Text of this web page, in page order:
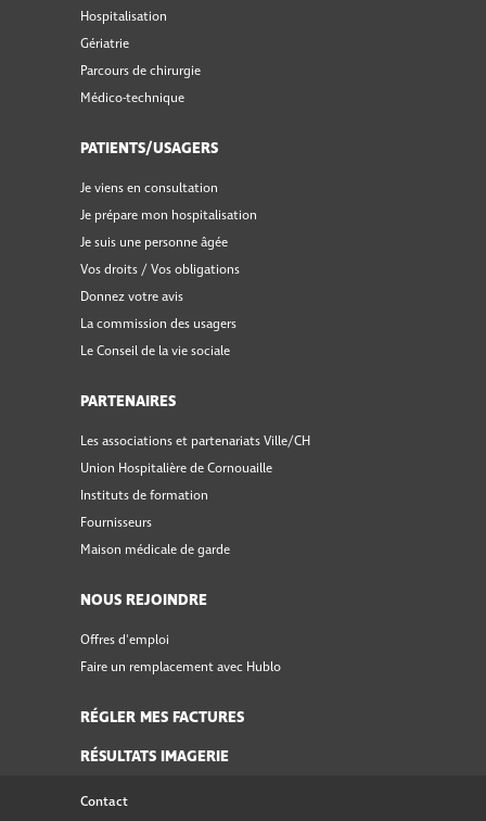
Hospitalisation
Gériatrie
Parcours de chirurgie
Médico-technique
PATIENTS/USAGERS
Je viens en consultation
Je prépare mon hospitalisation
Je suis une personne âgée
Vos droits / Vos obligations
Donnez votre avis
La commission des usagers
Le Conseil de la vie sociale
PARTENAIRES
Les associations et partenariats Ville/CH
Union Hospitalière de Cornouaille
Instituts de formation
Fournisseurs
Maison médicale de garde
NOUS REJOINDRE
Offres d'emploi
Faire un remplacement avec Hublo
RÉGLER MES FACTURES
RÉSULTATS IMAGERIE
Contact